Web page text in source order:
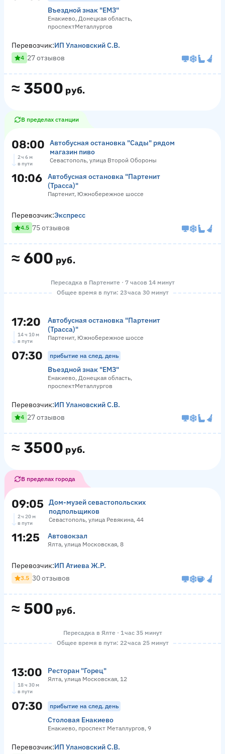
Въездной знак "ЕМЗ"
Енакиево, Донецкая область,
проспектМеталлургов
≈ 3500 руб.
Перевозчик:ИП Улановский С.В.
4 27 отзывов
В пределах станции
08:00
Автобусная остановка "Сады" рядом
магазин пиво
Севастополь, улица Второй Обороны
2 ч 6 м
в пути
10:06
Автобусная остановка "Партенит
(Трасса)"
Партенит, Южнобережное шоссе
≈ 600 руб.
Перевозчик:Экспресс
4.5 75 отзывов
Пересадка в Партените · 7 часов 14 минут
Общее время в пути: 23 часа 30 минут
17:20
Автобусная остановка "Партенит
(Трасса)"
Партенит, Южнобережное шоссе
14 ч 10 м
в пути
07:30 прибытие на след. день
Въездной знак "ЕМЗ"
Енакиево, Донецкая область,
проспектМеталлургов
≈ 3500 руб.
Перевозчик:ИП Улановский С.В.
4 27 отзывов
В пределах города
09:05
Дом-музей севастопольских
подпольщиков
Севастополь, улица Ревякина, 44
2 ч 20 м
в пути
11:25 Автовокзал
Ялта, улица Московская, 8
≈ 500 руб.
Перевозчик:ИП Атиева Ж.Р.
3.5 30 отзывов
Пересадка в Ялте · 1 час 35 минут
Общее время в пути: 22 часа 25 минут
13:00 Ресторан "Горец"
Ялта, улица Московская, 12
18 ч 30 м
в пути
07:30 прибытие на след. день
Столовая Енакиево
Енакиево, проспект Металлургов, 9
Перевозчик:ИП Улановский С.В.